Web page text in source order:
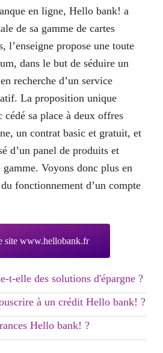
en ligne, Hello bank! a
de sa gamme de cartes
l’enseigne propose une toute
dans le but de séduire un
recherche d’un service
La proposition unique
sa place à deux offres
un contrat basic et gratuit, et
d’un panel de produits et
Voyons donc plus en
fonctionnement d’un compte
site www.hellobank.fr
t-elle des solutions d'épargne ?
vos ambitions, Hello
à un crédit Hello bank! ?
différentessolutions de
Hello bank! ?